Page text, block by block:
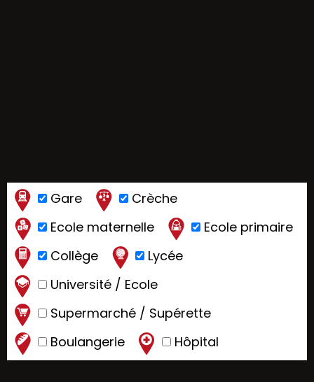
Gare
Crèche
Ecole maternelle
Ecole primaire
Collège
Lycée
Université / Ecole
Supermarché / Supérette
Boulangerie
Hôpital